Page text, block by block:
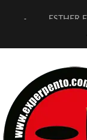
ESTHER
TIMBRE 4,
30 AÑOS